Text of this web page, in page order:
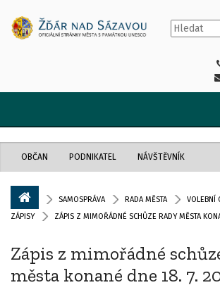
OBČAN PODNIKATEL NÁVŠTĚVNÍK
SAMOSPRÁVA RADA MĚSTA
VOLEBNÍ
ZÁPISY
ZÁPIS Z MIMOŘÁDNÉ SCHŮZE RADY MĚSTA
Zápis z mimořádné
města konané dne 18. 7.